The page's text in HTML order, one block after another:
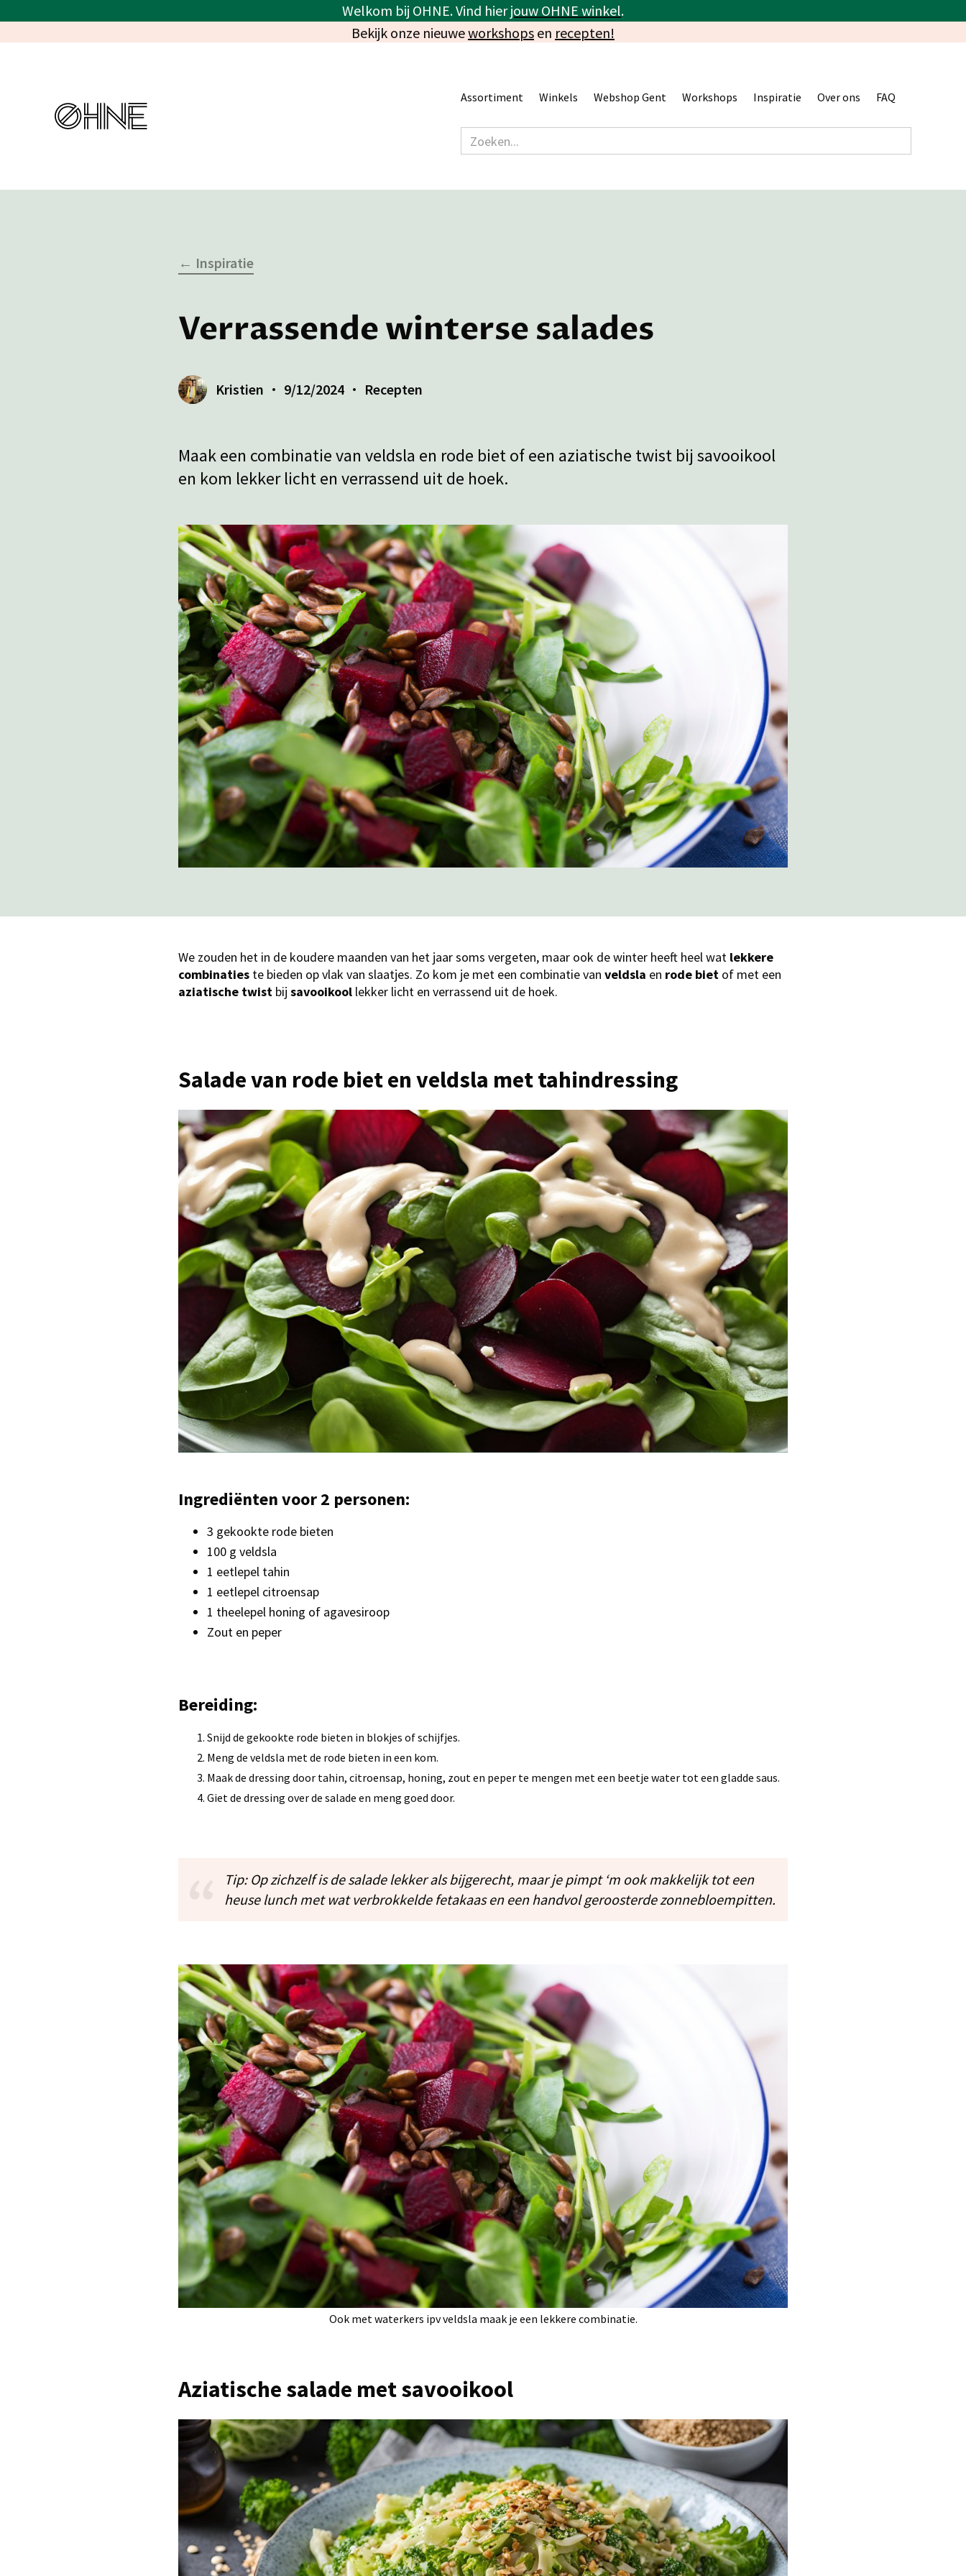
Welkom bij OHNE. Vind hierjouw OHNE winkel.
Bekijk onze nieuweworkshops en recepten!
Assortiment Winkels Webshop Gent Workshops Inspiratie Over ons FAQ
← Inspiratie
Verrassende winterse salades
Kristien 9/12/2024 Recepten
Maak een combinatie van veldsla en rode biet of een aziatische twist bij savooikool
en kom lekker licht en verrassend uit de hoek.
We zouden het in de koudere maanden van het jaar soms vergeten, maar ook de winter heeft heel wat lekkere
combinaties te bieden op vlak van slaatjes. Zo kom je met een combinatie van veldsla en rode biet of met een
aziatische twist bij savooikool lekker licht en verrassend uit de hoek.
Salade van rode biet en veldsla met tahindressing
Ingrediënten voor 2 personen:
3 gekookte rode bieten
100 g veldsla
1 eetlepel tahin
1 eetlepel citroensap
1 theelepel honing of agavesiroop
Zout en peper
Bereiding:
Snijd de gekookte rode bieten in blokjes of schijfjes.
Meng de veldsla met de rode bieten in een kom.
Maak de dressing door tahin, citroensap, honing, zout en peper te mengen met een beetje water tot een gladde saus.
Giet de dressing over de salade en meng goed door.
Tip: Op zichzelf is de salade lekker als bijgerecht, maar je pimpt ‘m ook makkelijk tot een
heuse lunch met wat verbrokkelde fetakaas en een handvol geroosterde zonnebloempitten.
Ook met waterkers ipv veldsla maak je een lekkere combinatie.
Aziatische salade met savooikool